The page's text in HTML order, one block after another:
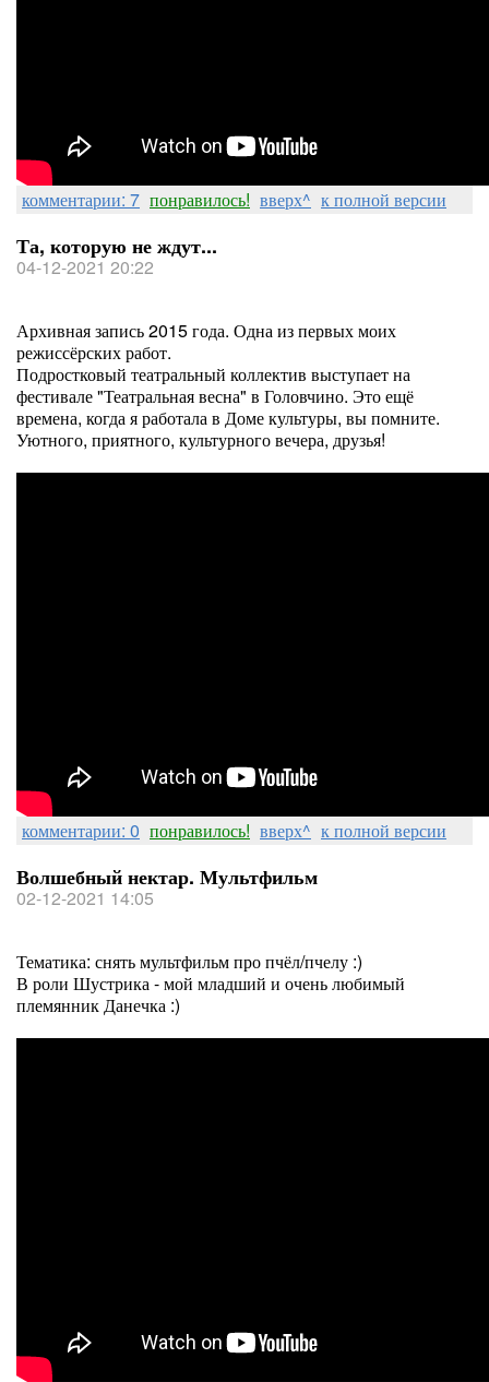
комментарии: 7 понравилось! вверх^ к полной версии
Та, которую не ждут...
04-12-2021 20:22
Архивная запись 2015 года. Одна из первых моих
режиссёрских работ.
Подростковый театральный коллектив выступает на
фестивале "Театральная весна" в Головчино. Это ещё
времена, когда я работала в Доме культуры, вы помните.
Уютного, приятного, культурного вечера, друзья!
комментарии: 0 понравилось! вверх^ к полной версии
Волшебный нектар. Мультфильм
02-12-2021 14:05
Тематика: снять мультфильм про пчёл/пчелу :)
В роли Шустрика - мой младший и очень любимый
племянник Данечка :)